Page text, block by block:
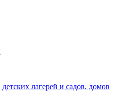
лагерей и садов, домов